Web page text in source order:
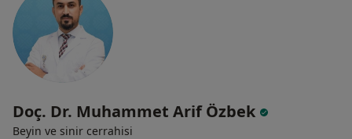
Doç. Dr. Muhammet Arif Özbek
Beyin ve sinir cerrahisi